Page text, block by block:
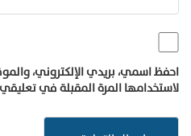
احفظ اسمي، بريدي الإلكتروني،
لاستخدامها المرة المقبلة في